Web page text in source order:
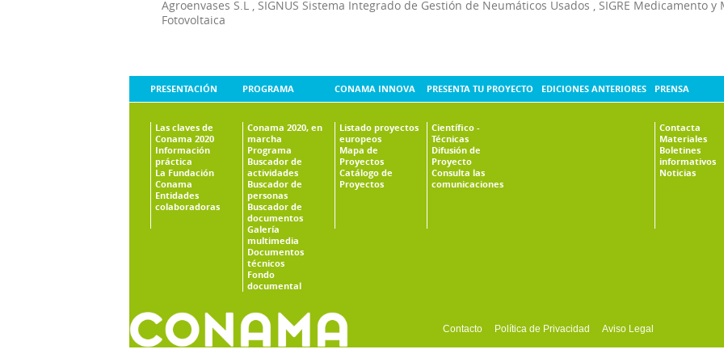
Agroenvases S.L
SIGNUS Sistema Integrado de Gestión de Neumáticos Usados SIGRE Medicamento
Fotovoltaica
PRESENTACIÓN
Las claves de
Conama 2020
Información
práctica
La Fundación
Conama
Entidades
colaboradoras
PROGRAMA
Conama 2020, en
marcha
Programa
Buscador de
actividades
Buscador de
personas
Buscador de
documentos
Galería
multimedia
Documentos
técnicos
Fondo
documental
CONAMA INNOVA
Listado proyectos
europeos
Mapa de
Proyectos
Catálogo de
Proyectos
PRESENTA TU PROYECTO
Científico -
Técnicas
Difusión de
Proyecto
Consulta las
comunicaciones
EDICIONES ANTERIORES PRENSA
Contacta
Materiales
Boletines
informativos
Noticias
Contacto Política de Privacidad Aviso Legal